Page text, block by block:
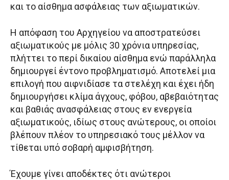
και το αίσθημα ασφάλειας των αξιωματικών.
Η απόφαση του Αρχηγείου να αποστρατεύσει
αξιωματικούς με μόλις 30 χρόνια υπηρεσίας,
πλήττει το περί δικαίου αίσθημα ενώ παράλληλα
δημιουργεί έντονο προβληματισμό. Αποτελεί μια
επιλογή που αιφνιδίασε τα στελέχη και έχει ήδη
δημιουργήσει κλίμα άγχους, φόβου, αβεβαιότητας
και βαθιάς ανασφάλειας στους εν ενεργεία
αξιωματικούς, ιδίως στους ανώτερους, οι οποίοι
βλέπουν πλέον το υπηρεσιακό τους μέλλον να
τίθεται υπό σοβαρή αμφισβήτηση.
Έχουμε γίνει αποδέκτες ότι ανώτεροι